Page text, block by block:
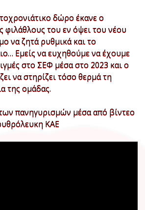
δώρο έκανε ο
φιλάθλους του εν όψει του νέου
να ζητά ρυθμικά και το
Εμείς να ευχηθούμε να έχουμε
στο ΣΕΦ μέσα στο 2023 και ο
να στηρίζει τόσο θερμά τη
της ομάδας.
των πανηγυρισμών μέσα από βίντεο
ΚΑΕ